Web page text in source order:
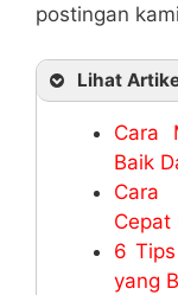
postingan
Lihat
Cara
Baik
Cara
Cepat
6
yang